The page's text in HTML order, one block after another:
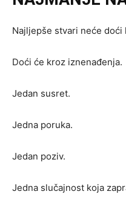
Najljepše stvari neće doći
Doći će kroz iznenađenja.
Jedan susret.
Jedna poruka.
Jedan poziv.
Jedna slučajnost koja